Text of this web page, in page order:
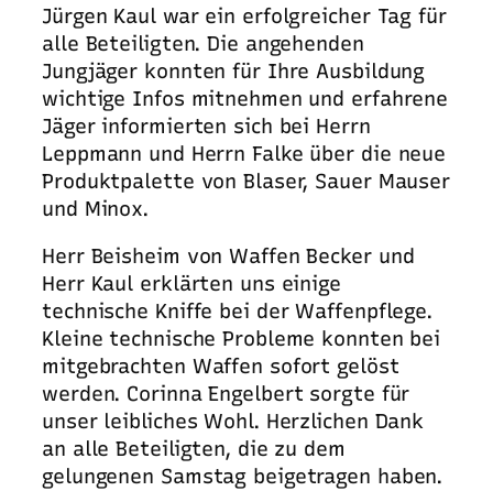
Jürgen Kaul war ein erfolgreicher Tag für
alle Beteiligten. Die angehenden
Jungjäger konnten für Ihre Ausbildung
wichtige Infos mitnehmen und erfahrene
Jäger informierten sich bei Herrn
Leppmann und Herrn Falke über die neue
Produktpalette von Blaser, Sauer Mauser
und Minox.
Herr Beisheim von Waffen Becker und
Herr Kaul erklärten uns einige
technische Kniffe bei der Waffenpflege.
Kleine technische Probleme konnten bei
mitgebrachten Waffen sofort gelöst
werden. Corinna Engelbert sorgte für
unser leibliches Wohl. Herzlichen Dank
an alle Beteiligten, die zu dem
gelungenen Samstag beigetragen haben.